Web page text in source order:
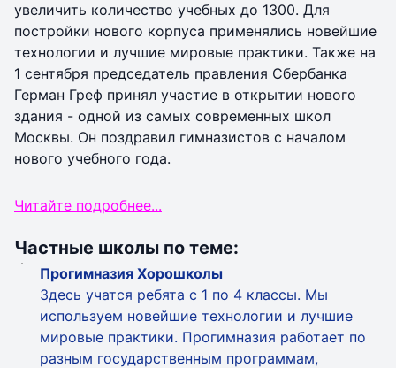
увеличить количество учебных до 1300. Для
постройки нового корпуса применялись новейшие
технологии и лучшие мировые практики. Также на
1 сентября председатель правления Сбербанка
Герман Греф принял участие в открытии нового
здания - одной из самых современных школ
Москвы. Он поздравил гимназистов с началом
нового учебного года.
Читайте подробнее...
Частные школы по теме:
Прогимназия Хорошколы
Здесь учатся ребята с 1 по 4 классы. Мы
используем новейшие технологии и лучшие
мировые практики. Прогимназия работает по
разным государственным программам,